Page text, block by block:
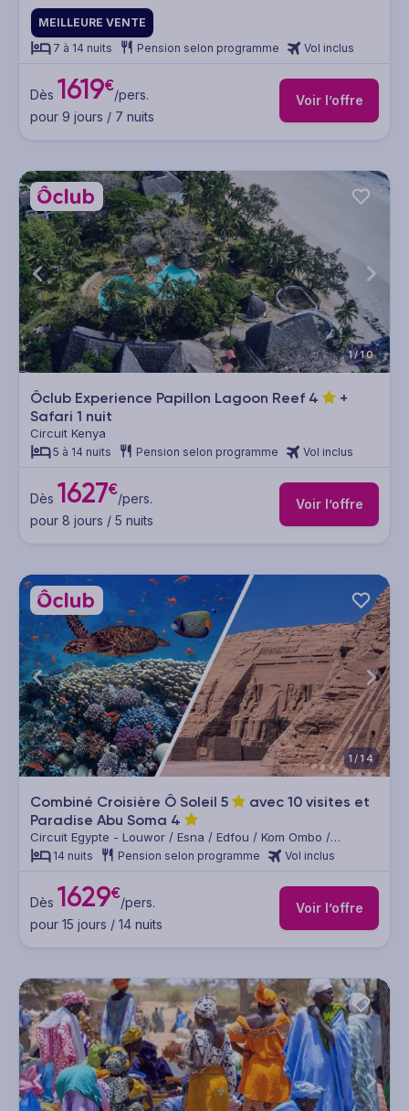
MEILLEURE VENTE
7 à 14 nuits
Pension selon programme Vol inclus
Dès 1619€/pers.
pour 9 jours / 7 nuits
Voir l’offre
1/10
Ôclub Experience Papillon Lagoon Reef 4
+
Safari 1 nuit
Circuit Kenya
5 à 14 nuits Pension selon programme Vol inclus
Dès 1627€/pers.
pour 8 jours / 5 nuits
Voir l’offre
1/14
Combiné Croisière Ô Soleil 5
avec 10 visites et
Paradise Abu Soma 4
Circuit Egypte - Louwor / Esna / Edfou / Kom Ombo /
Assouan / Kom Ombo / Edfou / Louxor / Hurghada
14 nuits Pension selon programme Vol inclus
Dès 1629€/pers.
pour 15 jours / 14 nuits
Voir l’offre